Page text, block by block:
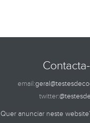
email:
twitter:
Quer anunciar neste